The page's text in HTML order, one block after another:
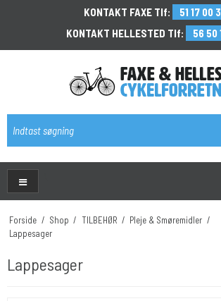
KONTAKT FAXE Tlf:
51 17 00
KONTAKT HELLESTED Tlf:
56 50
Forside / Shop / TILBEHØR / Pleje & Smøremidler /
Lappesager
Lappesager